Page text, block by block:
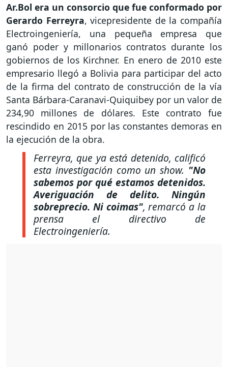
Ar.Bol era un consorcio que fue conformado por
Gerardo Ferreyra, vicepresidente de la compañía
Electroingeniería, una pequeña empresa que
ganó poder y millonarios contratos durante los
gobiernos de los Kirchner. En enero de 2010 este
empresario llegó a Bolivia para participar del acto
de la firma del contrato de construcción de la vía
Santa Bárbara-Caranavi-Quiquibey por un valor de
234,90 millones de dólares. Este contrato fue
rescindido en 2015 por las constantes demoras en
la ejecución de la obra.
Ferreyra, que ya está detenido, calificó
esta investigación como un show. "No
sabemos por qué estamos detenidos.
Averiguación de delito. Ningún
sobreprecio. Ni coimas", remarcó a la
prensa el directivo de
Electroingeniería.